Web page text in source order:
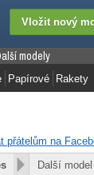
modely
Papírové Rakety
přátelům na
Další model